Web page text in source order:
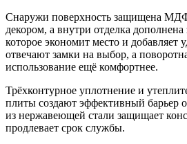
Снаружи поверхность защищена
декором, а внутри отделка
которое экономит место и добавляет
отвечают замки на выбор, а
использование ещё комфортнее.
Трёхконтурное уплотнение и
плиты создают эффективный барьер
из нержавеющей стали защищает
продлевает срок службы.